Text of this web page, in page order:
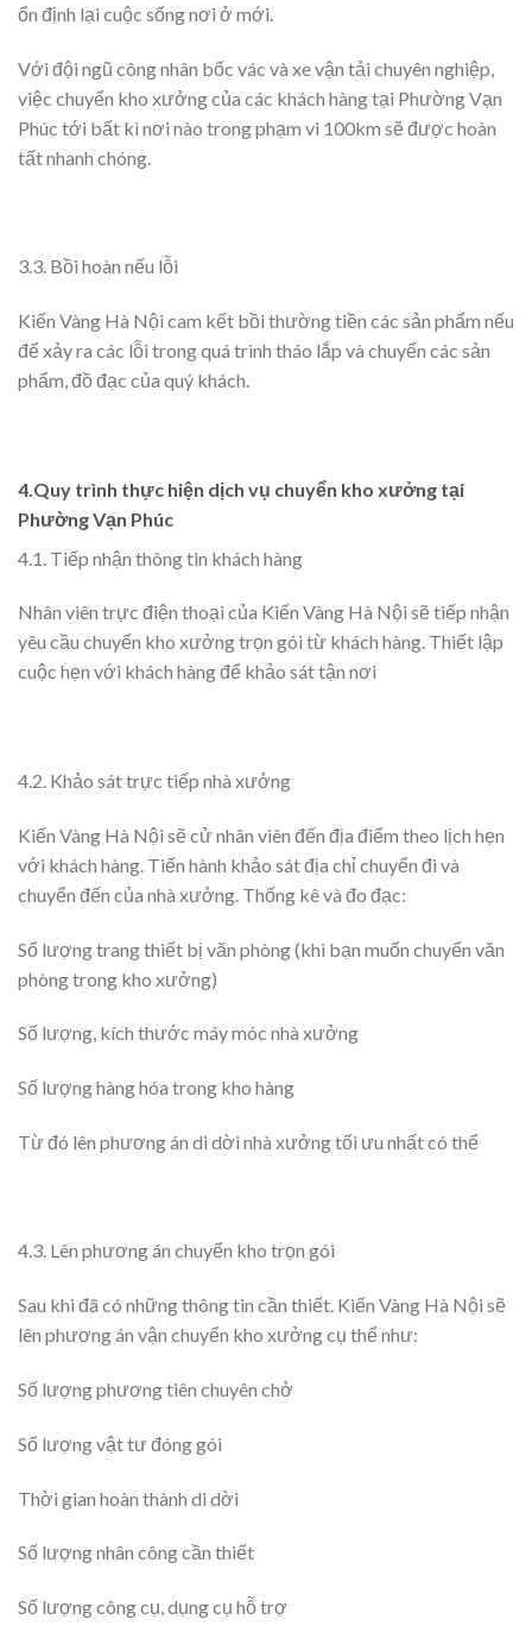
ổn định lại cuộc sống nơi ở mới.
Với đội ngũ công nhân bốc vác và xe vận tải chuyên nghiệp,
việc chuyển kho xưởng của các khách hàng tại Phường Vạn
Phúc tới bất kì nơi nào trong phạm vi 100km sẽ được hoàn
tất nhanh chóng.
3.3. Bồi hoàn nếu lỗi
Kiến Vàng Hà Nội cam kết bồi thường tiền các sản phẩm nếu
để xảy ra các lỗi trong quá trình tháo lắp và chuyển các sản
phẩm, đồ đạc của quý khách.
4.Quy trình thực hiện dịch vụ chuyển kho xưởng tại
Phường Vạn Phúc
4.1. Tiếp nhận thông tin khách hàng
Nhân viên trực điện thoại của Kiến Vàng Hà Nội sẽ tiếp nhận
yêu cầu chuyển kho xưởng trọn gói từ khách hàng. Thiết lập
cuộc hẹn với khách hàng để khảo sát tận nơi
4.2. Khảo sát trực tiếp nhà xưởng
Kiến Vàng Hà Nội sẽ cử nhân viên đến địa điểm theo lịch hẹn
với khách hàng. Tiến hành khảo sát địa chỉ chuyển đi và
chuyển đến của nhà xưởng. Thống kê và đo đạc:
Số lượng trang thiết bị văn phòng (khi bạn muốn chuyển văn
phòng trong kho xưởng)
Số lượng, kích thước máy móc nhà xưởng
Số lượng hàng hóa trong kho hàng
Từ đó lên phương án di dời nhà xưởng tối ưu nhất có thể
4.3. Lên phương án chuyển kho trọn gói
Sau khi đã có những thông tin cần thiết. Kiến Vàng Hà Nội sẽ
lên phương án vận chuyển kho xưởng cụ thể như:
Số lượng phương tiên chuyên chở
Số lượng vật tư đóng gói
Thời gian hoàn thành di dời
Số lượng nhân công cần thiết
Số lượng công cụ, dụng cụ hỗ trợ